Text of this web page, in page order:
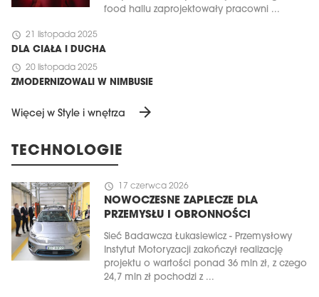
food hallu zaprojektowały pracowni ...
schedule 21 listopada 2025
DLA CIAŁA I DUCHA
schedule 20 listopada 2025
ZMODERNIZOWALI W NIMBUSIE
Więcej w Style i wnętrza arrow_forward
TECHNOLOGIE
schedule 17 czerwca 2026
NOWOCZESNE ZAPLECZE DLA
PRZEMYSŁU I OBRONNOŚCI
Sieć Badawcza Łukasiewicz - Przemysłowy
Instytut Motoryzacji zakończył realizację
projektu o wartości ponad 36 mln zł, z czego
24,7 mln zł pochodzi z ...